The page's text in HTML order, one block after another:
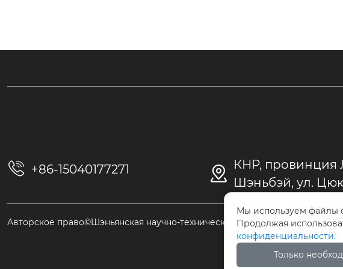
ивной пленки
 +86-15040177271 
КНР, провинция
Шэньбэй, ул.
Авторское право©Шэньянская научно-техническая компания с
Мы используем файлы
Продолжая
конфиденциальности.
Только